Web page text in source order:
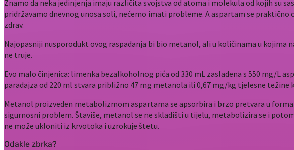
Znamo da neka jedinjenja imaju različita svojstva od atoma i molekula od kojih su
pridržavamo dnevnog unosa soli, nećemo imati probleme. A aspartam se
zdrav.
Najopasniji nusporodukt ovog raspadanja bi bio metanol, ali u količinama u kojima
ne truje.
Evo malo činjenica: limenka bezalkoholnog pića od 330 mL zaslađena s 550 mg/L
paradajza od 220 ml stvara približno 47 mg metanola ili 0,67 mg/kg tjelesne težine
Metanol proizveden metabolizmom aspartama se apsorbira i brzo pretvara u
sigurnosni problem. Štaviše, metanol se ne skladišti u tijelu, metabolizira se i
ne može ukloniti iz krvotoka i uzrokuje štetu.
Odakle zbrka?